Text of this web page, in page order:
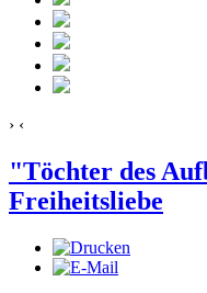
› ‹
"Töchter des
Freiheitsliebe